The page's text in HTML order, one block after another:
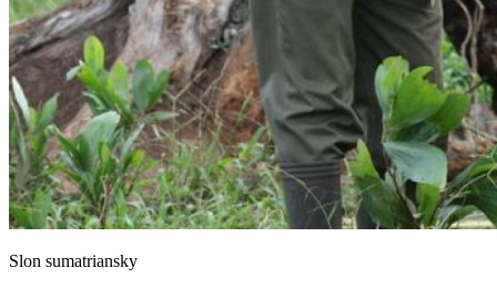
Slon sumatriansky